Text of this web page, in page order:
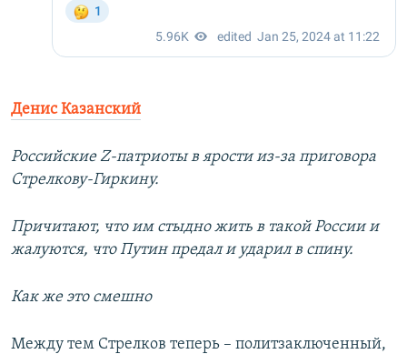
Денис Казанский
Российские Z-патриоты в ярости из-за приговора
Стрелкову-Гиркину.
Причитают, что им стыдно жить в такой России и
жалуются, что Путин предал и ударил в спину.
Как же это смешно
Между тем Стрелков теперь – политзаключенный,